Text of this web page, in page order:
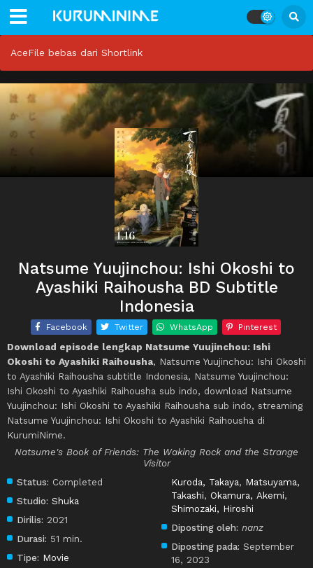
AceFile bebas dari Shortlink
Natsume Yuujinchou: Ishi Okoshi to
Ayashiki Raihousha BD Subtitle
Indonesia
Facebook Twitter WhatsApp Pinterest
Download episode lengkap Natsume Yuujinchou: Ishi
Okoshi to Ayashiki Raihousha, Natsume Yuujinchou: Ishi Okoshi
to Ayashiki Raihousha subtitle Indonesia, Natsume Yuujinchou:
Ishi Okoshi to Ayashiki Raihousha sub indo, download Natsume
Yuujinchou: Ishi Okoshi to Ayashiki Raihousha sub indo, streaming
Natsume Yuujinchou: Ishi Okoshi to Ayashiki Raihousha di
KurumiNime.
Natsume's Book of Friends: The Waking Rock and the Strange
Visitor
Status: Completed
Studio: Shuka
Dirilis: 2021
Durasi: 51 min.
Tipe: Movie
Kuroda, Takaya, Matsuyama,
Takashi, Okamura, Akemi,
Shimozaki, Hiroshi
Diposting oleh: nanz
Diposting pada: September
16, 2023